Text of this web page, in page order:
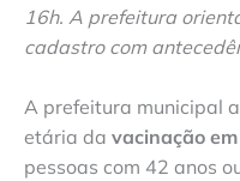
16h. A prefeitura
cadastro com
A prefeitura municipal
etária da vacinação
pessoas com 42 anos